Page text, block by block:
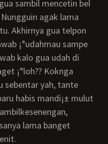
sambil mencetin bel
agak lama
Akhirnya gua telpon
¡°udahmau sampe
kalo gua udah di
¡°loh?? Koknga
sebentar yah, tante
habis mandi¡± mulut
lama banget